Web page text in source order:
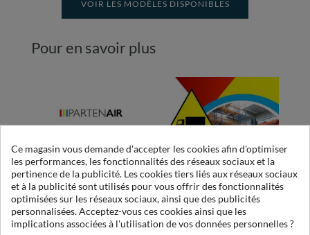
VOIR LES MODÈLES DISPONIBLES
Pour en savoir plus
CONSEILS D'INDÉMNISATIONS POUR AVARIES DE
Ce magasin vous demande d'accepter les cookies afin d'optimiser
les performances, les fonctionnalités des réseaux sociaux et la
pertinence de la publicité. Les cookies tiers liés aux réseaux sociaux
et à la publicité sont utilisés pour vous offrir des fonctionnalités
optimisées sur les réseaux sociaux, ainsi que des publicités
personnalisées. Acceptez-vous ces cookies ainsi que les
implications associées à l'utilisation de vos données personnelles ?